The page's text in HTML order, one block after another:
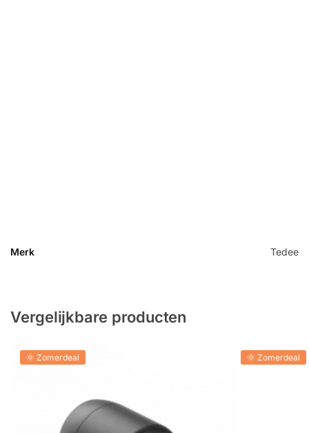
Merk Tedee
Vergelijkbare producten
🌞 Zomerdeal 🌞 Zomerdeal